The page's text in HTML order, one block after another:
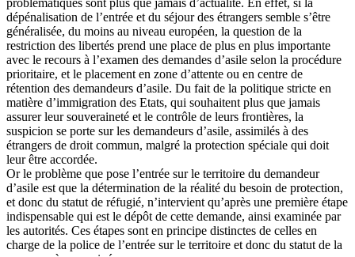
dépénalisation de l’entrée et du séjour des étrangers semble s’être
généralisée, du moins au niveau européen, la question de la
restriction des libertés prend une place de plus en plus importante
avec le recours à l’examen des demandes d’asile selon la procédure
prioritaire, et le placement en zone d’attente ou en centre de
rétention des demandeurs d’asile. Du fait de la politique stricte en
matière d’immigration des Etats, qui souhaitent plus que jamais
assurer leur souveraineté et le contrôle de leurs frontières, la
suspicion se porte sur les demandeurs d’asile, assimilés à des
étrangers de droit commun, malgré la protection spéciale qui doit
leur être accordée.
Or le problème que pose l’entrée sur le territoire du demandeur
d’asile est que la détermination de la réalité du besoin de protection,
et donc du statut de réfugié, n’intervient qu’après une première étape
indispensable qui est le dépôt de cette demande, ainsi examinée par
les autorités. Ces étapes sont en principe distinctes de celles en
charge de la police de l’entrée sur le territoire et donc du statut de la